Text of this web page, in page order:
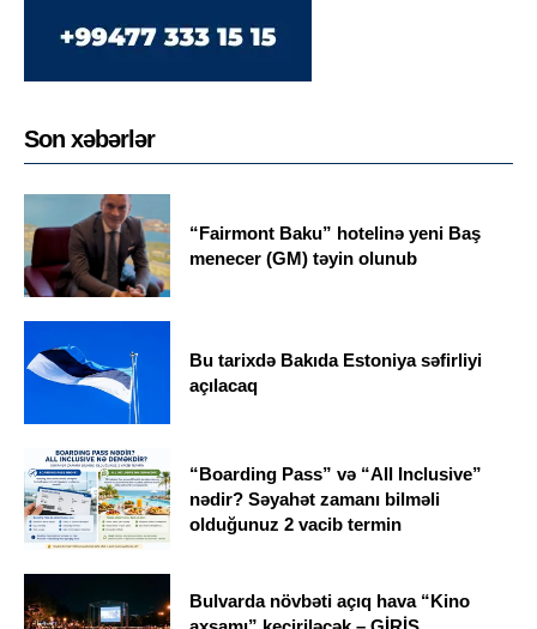
Son xəbərlər
“Fairmont Baku” hotelinə yeni Baş
menecer (GM) təyin olunub
Bu tarixdə Bakıda Estoniya səfirliyi
açılacaq
“Boarding Pass” və “All Inclusive”
nədir? Səyahət zamanı bilməli
olduğunuz 2 vacib termin
Bulvarda növbəti açıq hava “Kino